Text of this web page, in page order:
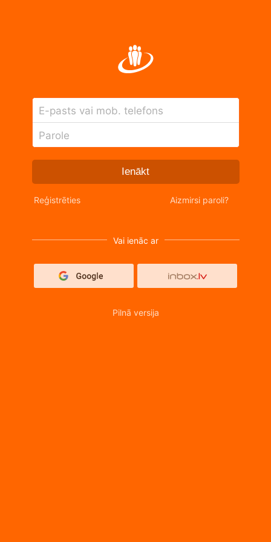
E-pasts vai mob. telefons
Parole
Ienākt
Reģistrēties Aizmirsi paroli?
Vai ienāc ar
Pilnā versija